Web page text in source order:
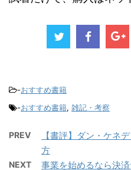
-おすすめ書籍
-おすすめ書籍, 雑記・考察
PREV
【書評】ダン・ケネ
方
NEXT
事業を始めるなら決